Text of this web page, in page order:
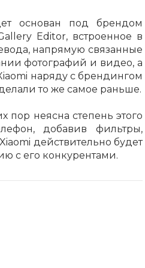
основан под брендом
Editor, встроенное в
напрямую связанные
фотографий и видео, а
наряду с брендингом
то же самое раньше.
пор неясна степень этого
добавив фильтры,
действительно будет
с его конкурентами.